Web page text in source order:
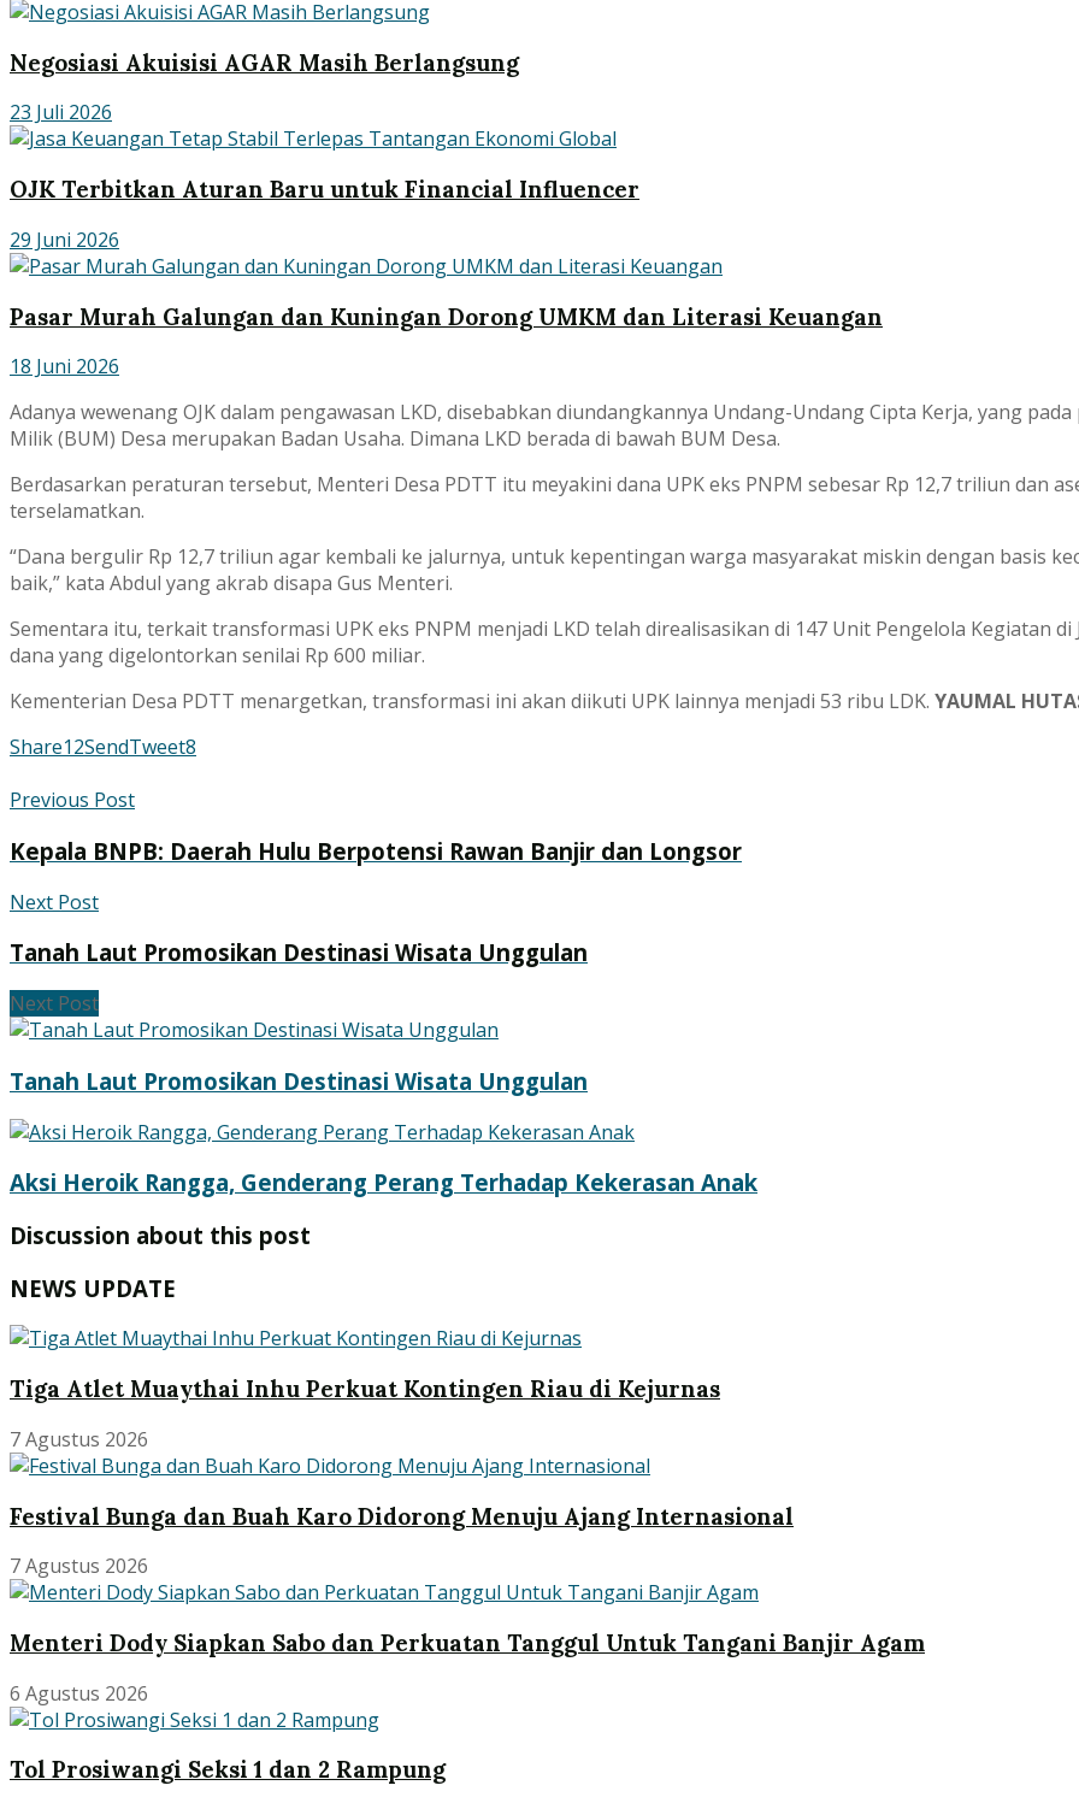
Negosiasi Akuisisi AGAR Masih Berlangsung
23 Juli 2026
OJK Terbitkan Aturan Baru untuk Financial Influencer
29 Juni 2026
Pasar Murah Galungan dan Kuningan Dorong UMKM dan Literasi Keuangan
18 Juni 2026
Adanya wewenang OJK dalam pengawasan LKD, disebabkan diundangkannya Undang-Undang Cipta Kerja, yang
Milik (BUM) Desa merupakan Badan Usaha. Dimana LKD berada di bawah BUM Desa.
Berdasarkan peraturan tersebut, Menteri Desa PDTT itu meyakini dana UPK eks PNPM sebesar Rp 12,7 triliun dan
terselamatkan.
“Dana bergulir Rp 12,7 triliun agar kembali ke jalurnya, untuk kepentingan warga masyarakat miskin dengan basis
baik,” kata Abdul yang akrab disapa Gus Menteri.
Sementara itu, terkait transformasi UPK eks PNPM menjadi LKD telah direalisasikan di 147 Unit Pengelola Kegiatan di
dana yang digelontorkan senilai Rp 600 miliar.
Kementerian Desa PDTT menargetkan, transformasi ini akan diikuti UPK lainnya menjadi 53 ribu LDK. YAUMAL
Share12SendTweet8
Previous Post
Kepala BNPB: Daerah Hulu Berpotensi Rawan Banjir dan Longsor
Next Post
Tanah Laut Promosikan Destinasi Wisata Unggulan
Next Post
Tanah Laut Promosikan Destinasi Wisata Unggulan
Aksi Heroik Rangga, Genderang Perang Terhadap Kekerasan Anak
Discussion about this post
NEWS UPDATE
Tiga Atlet Muaythai Inhu Perkuat Kontingen Riau di Kejurnas
7 Agustus 2026
Festival Bunga dan Buah Karo Didorong Menuju Ajang Internasional
7 Agustus 2026
Menteri Dody Siapkan Sabo dan Perkuatan Tanggul Untuk Tangani Banjir Agam
6 Agustus 2026
Tol Prosiwangi Seksi 1 dan 2 Rampung